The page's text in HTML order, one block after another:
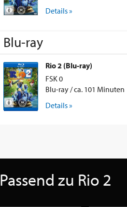
Details »
Blu-ray
Rio 2 (Blu-ray)
FSK 0
Blu-ray / ca. 101 Minuten
Details »
Passend zu Rio 2